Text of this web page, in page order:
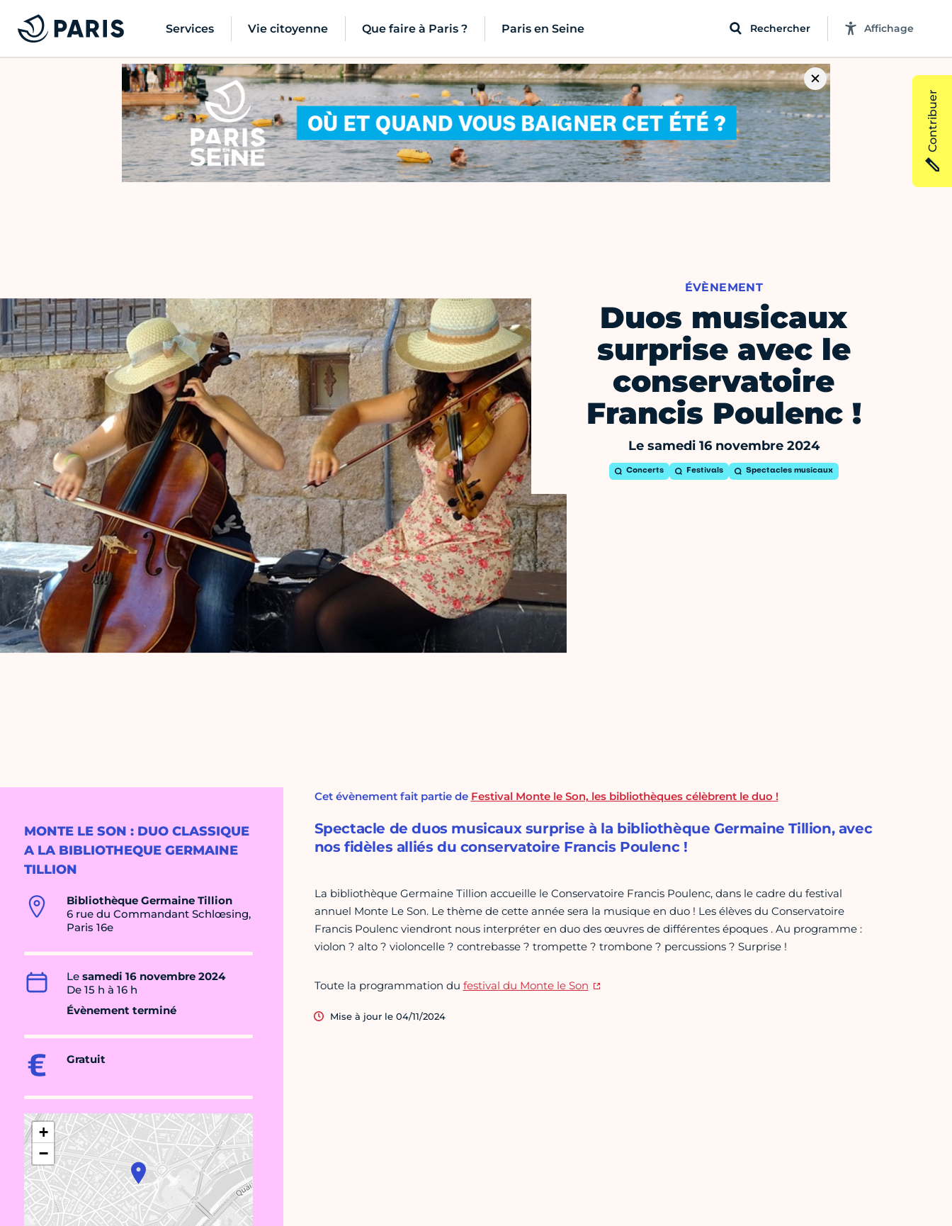
Services Vie citoyenne Que faire à Paris ? Paris en Seine Rechercher Affichage
ÉVÈNEMENT
Duos musicaux
surprise avec le
conservatoire
Francis Poulenc !
Le samedi 16 novembre 2024
Concerts Festivals Spectacles musicaux
MONTE LE SON : DUO CLASSIQUE
A LA BIBLIOTHEQUE GERMAINE
TILLION
Bibliothèque Germaine Tillion
6 rue du Commandant Schlœsing,
Paris 16e
Le samedi 16 novembre 2024
De 15 h à 16 h
Évènement terminé
Gratuit
+
−
Cet évènement fait partie de Festival Monte le Son, les bibliothèques célèbrent le duo !
Spectacle de duos musicaux surprise à la bibliothèque Germaine Tillion, avec
nos fidèles alliés du conservatoire Francis Poulenc !
La bibliothèque Germaine Tillion accueille le Conservatoire Francis Poulenc, dans le cadre du festival
annuel Monte Le Son. Le thème de cette année sera la musique en duo ! Les élèves du Conservatoire
Francis Poulenc viendront nous interpréter en duo des œuvres de différentes époques . Au programme :
violon ? alto ? violoncelle ? contrebasse ? trompette ? trombone ? percussions ? Surprise !
Toute la programmation du festival du Monte le Son
Mise à jour le 04/11/2024
Contribuer